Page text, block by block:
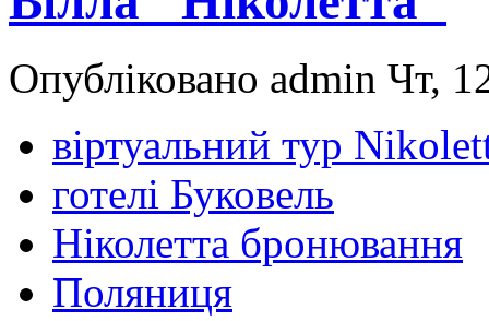
Опубліковано admin Чт,
віртуальний тур
готелі Буковель
Ніколетта бронювання
Поляниця